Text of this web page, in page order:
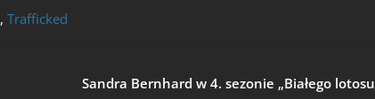
, Trafficked
Sandra Bernhard w 4. sezonie „Białego